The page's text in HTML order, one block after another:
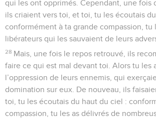
qui les ont opprimés. Cependant, une fois
ils criaient vers toi, et toi, tu les écoutais
conformément à ta grande compassion, tu
libérateurs qui les sauvaient de leurs
28 Mais, une fois le repos retrouvé, ils
faire ce qui est mal devant toi. Alors tu les
l’oppression de leurs ennemis, qui
domination sur eux. De nouveau, ils
toi, tu les écoutais du haut du ciel :
compassion, tu les as délivrés de